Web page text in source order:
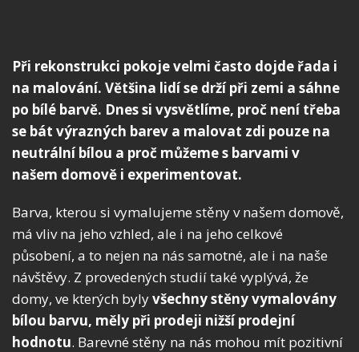
Při rekonstrukci pokoje velmi často dojde řada i
na malování. Většina lidí se drží při zemi a sáhne
po bílé barvě. Dnes si vysvětlíme, proč není třeba
se bát výrazných barev a malovat zdi pouze na
neutrální bílou a proč můžeme s barvami v
našem domově i experimentovat.
Barva, kterou si vymalujeme stěny v našem domově,
má vliv na jeho vzhled, ale i na jeho celkové
působení, a to nejen na nás samotné, ale i na naše
návštěvy. Z provedených studií také vyplývá, že
domy, ve kterých bylyvšechny stěny vymalovány
bílou barvu, měly při prodeji nižší prodejní
hodnotu. Barevné stěny na nás mohou mít pozitivní